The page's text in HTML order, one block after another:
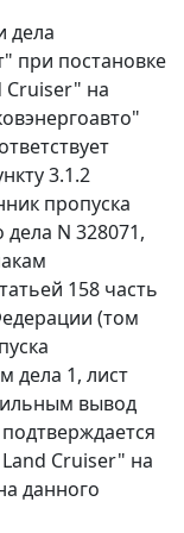
дела
при постановке
Cruiser" на
3.1.2
пропуска
дела N 328071,
158 часть
(том
дела 1, лист
вывод
Cruiser" на
данного